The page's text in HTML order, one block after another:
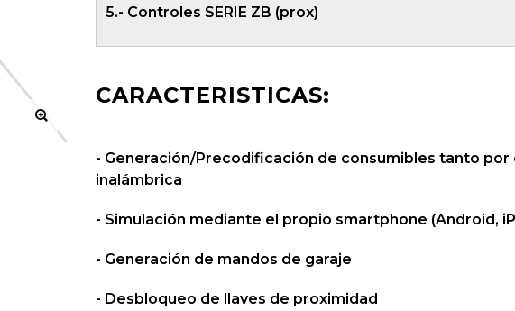
5.- Controles SERIE ZB (prox)
CARACTERISTICAS:
- Generación/Precodificación de consumibles tanto
inalámbrica
- Simulación mediante el propio smartphone (Android,
- Generación de mandos de garaje
- Desbloqueo de llaves de proximidad